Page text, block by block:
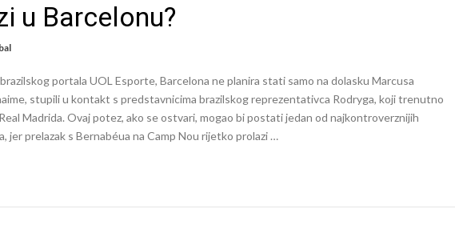
u Barcelonu?
portala UOL Esporte, Barcelona ne planira stati samo na dolasku Marcusa
stupili u kontakt s predstavnicima brazilskog reprezentativca Rodryga, koji trenutno
Madrida. Ovaj potez, ako se ostvari, mogao bi postati jedan od najkontroverznijih
jer prelazak s Bernabéua na Camp Nou rijetko prolazi …